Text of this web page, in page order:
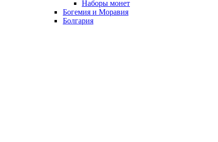
Наборы монет
Богемия и Моравия
Болгария